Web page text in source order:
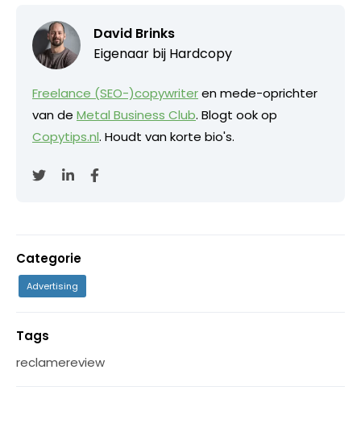
David Brinks
Eigenaar bij Hardcopy
Freelance (SEO-)copywriteren mede-oprichter
van de Metal Business Club. Blogt ook op
Copytips.nl. Houdt van korte bio's.
Categorie
Advertising
Tags
reclamereview